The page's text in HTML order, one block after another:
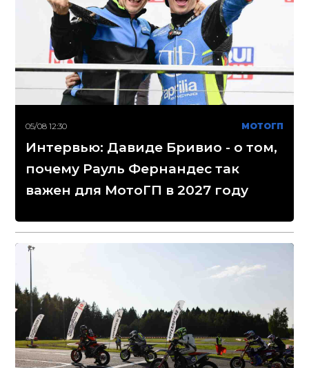
05/08 12:30 МОТОГП
Интервью: Давиде Бривио - о том,
почему Рауль Фернандес так
важен для МотоГП в 2027 году